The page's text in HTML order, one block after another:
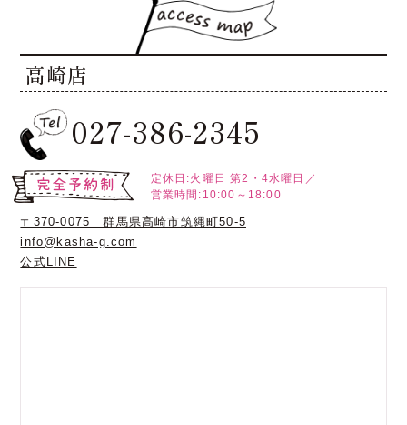
高崎店
027-386-2345
定休日:火曜日 第2・4水曜日／
営業時間:10:00～18:00
〒370-0075 群馬県高崎市筑縄町50-5
info@kasha-g.com
公式LINE